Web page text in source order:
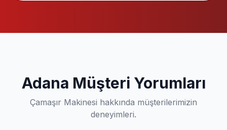
Adana Müşteri Yorumları
Çamaşır Makinesi hakkında müşterilerimizin
deneyimleri.